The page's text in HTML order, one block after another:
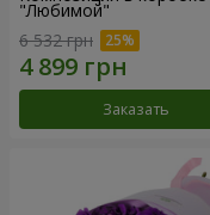
"Любимой"
6 532 грн
Заказать